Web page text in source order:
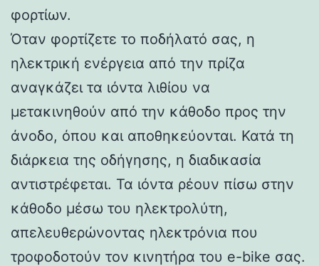
φορτίων.
Όταν φορτίζετε το ποδήλατό σας, η
ηλεκτρική ενέργεια από την πρίζα
αναγκάζει τα ιόντα λιθίου να
μετακινηθούν από την κάθοδο προς την
άνοδο, όπου και αποθηκεύονται. Κατά τη
διάρκεια της οδήγησης, η διαδικασία
αντιστρέφεται. Τα ιόντα ρέουν πίσω στην
κάθοδο μέσω του ηλεκτρολύτη,
απελευθερώνοντας ηλεκτρόνια που
τροφοδοτούν τον κινητήρα του e-bike σας.